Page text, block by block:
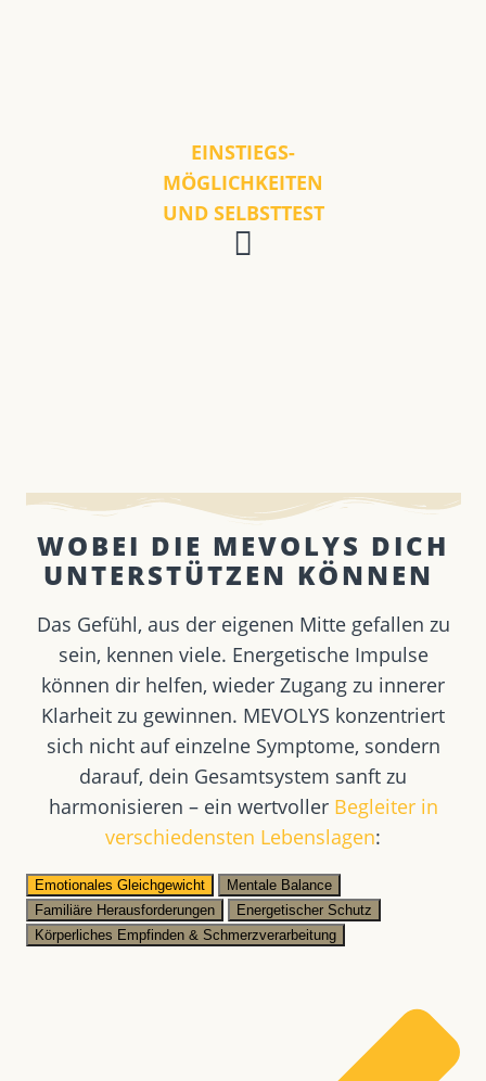
EINSTIEGS-
MÖGLICHKEITEN
UND SELBSTTEST
WOBEI DIE MEVOLYS DICH
UNTERSTÜTZEN KÖNNEN ​
Das Gefühl, aus der eigenen Mitte gefallen zu
sein, kennen viele. Energetische Impulse
können dir helfen, wieder Zugang zu innerer
Klarheit zu gewinnen. MEVOLYS konzentriert
sich nicht auf einzelne Symptome, sondern
darauf, dein Gesamtsystem sanft zu
harmonisieren – ein wertvoller Begleiter in
verschiedensten Lebenslagen:
Emotionales Gleichgewicht
Mentale Balance
Familiäre Herausforderungen
Energetischer Schutz
Körperliches Empfinden & Schmerzverarbeitung